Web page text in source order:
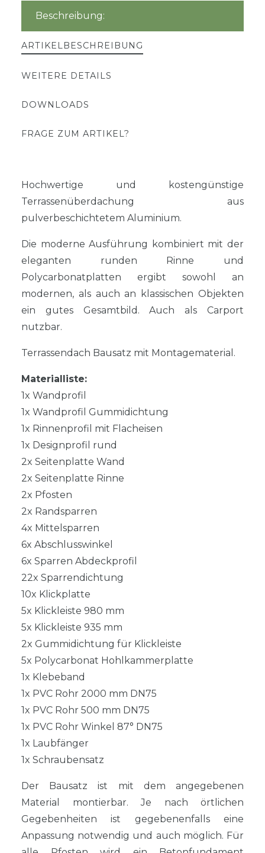
Beschreibung:
ARTIKELBESCHREIBUNG
WEITERE DETAILS
DOWNLOADS
FRAGE ZUM ARTIKEL?
Hochwertige und kostengünstige
Terrassenüberdachung aus
pulverbeschichtetem Aluminium.
Die moderne Ausführung kombiniert mit der
eleganten runden Rinne und
Polycarbonatplatten ergibt sowohl an
modernen, als auch an klassischen Objekten
ein gutes Gesamtbild. Auch als Carport
nutzbar.
Terrassendach Bausatz mit Montagematerial.
Materialliste:
1x Wandprofil
1x Wandprofil Gummidichtung
1x Rinnenprofil mit Flacheisen
1x Designprofil rund
2x Seitenplatte Wand
2x Seitenplatte Rinne
2x Pfosten
2x Randsparren
4x Mittelsparren
6x Abschlusswinkel
6x Sparren Abdeckprofil
22x Sparrendichtung
10x Klickplatte
5x Klickleiste 980 mm
5x Klickleiste 935 mm
2x Gummidichtung für Klickleiste
5x Polycarbonat Hohlkammerplatte
1x Klebeband
1x PVC Rohr 2000 mm DN75
1x PVC Rohr 500 mm DN75
1x PVC Rohr Winkel 87° DN75
1x Laubfänger
1x Schraubensatz
Der Bausatz ist mit dem angegebenen
Material montierbar. Je nach örtlichen
Gegebenheiten ist gegebenenfalls eine
Anpassung notwendig und auch möglich. Für